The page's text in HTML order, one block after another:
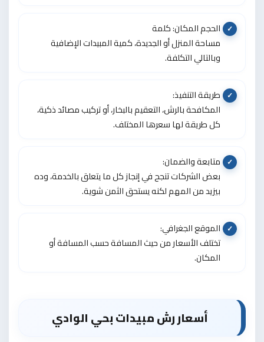
الحجم المكان: كلمة
مساحة المنزل أو الجديدة، كمية المبيدات الإضافية
وبالتالي التكلفة.
طريقة التنفيذ:
المكافحة بالرش، التعقيم بالبخار، أو تركيب مصائد ذكية،
كل طريقة لها سعرها المختلف.
متابعة والضمان:
بعض الشركات تنجح في إنجاز كل ما يتعلق بالخدمة، وده
بيزيد من المهم لكنه يستحق الثمن شوية.
الموقع الجغرافي:
تختلف الأسعار من حيث المسافة حسب المسافة أو
المكان.
أسعار رش مبيدات بحي الوادي